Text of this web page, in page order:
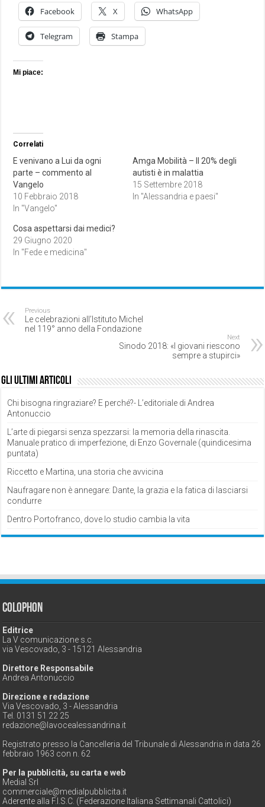
Facebook X WhatsApp
Telegram Stampa
Mi piace:
Correlati
E venivano a Lui da ogni
parte – commento al
Vangelo
10 Febbraio 2018
In "Vangelo"
Amga Mobilità – Il 20% degli
autisti è in malattia
15 Settembre 2018
In "Alessandria e paesi"
Cosa aspettarsi dai medici?
29 Giugno 2020
In "Fede e medicina"
Previous
Le celebrazioni all’Istituto Michel
nel 119° anno della Fondazione
Next
Sinodo 2018: «I giovani riescono
sempre a stupirci»
Gli ultimi articoli
Chi bisogna ringraziare? E perché?- L’editoriale di Andrea
Antonuccio
L’arte di piegarsi senza spezzarsi: la memoria della rinascita.
Manuale pratico di imperfezione, di Enzo Governale (quindicesima
puntata)
Riccetto e Martina, una storia che avvicina
Naufragare non è annegare: Dante, la grazia e la fatica di lasciarsi
condurre
Dentro Portofranco, dove lo studio cambia la vita
Colophon
Editrice
La V comunicazione s.c.
via Vescovado, 3 - 15121 Alessandria
Direttore Responsabile
Andrea Antonuccio
Direzione e redazione
Via Vescovado, 3 - Alessandria
Tel. 0131 51 22 25
redazione@lavocealessandrina.it
Registrato presso la Cancelleria del Tribunale di Alessandria in data 26
febbraio 1963 con n. 62
Per la pubblicità, su carta e web
Medial Srl
commerciale@medialpubblicita.it
Aderente alla F.I.S.C. (Federazione Italiana Settimanali Cattolici)